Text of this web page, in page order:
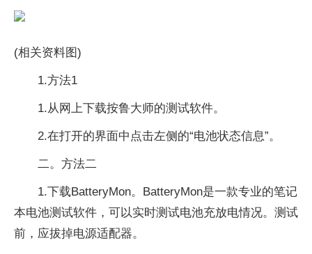
(相关资料图)
1.方法1
1.从网上下载按鲁大师的测试软件。
2.在打开的界面中点击左侧的“电池状态信息”。
二。方法二
1.下载BatteryMon。BatteryMon是一款专业的笔记
本电池测试软件，可以实时测试电池充放电情况。测试
前，应拔掉电源适配器。